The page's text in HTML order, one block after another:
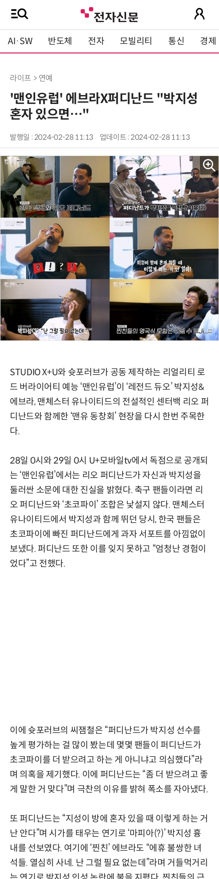
AI·SW 반도체 전자 모빌리티 통신 경제
라이프 > 연예
'맨인유럽' 에브라X퍼디난드 "박지성
혼자 있으면…"
발행일 : 2024-02-28 11:13 업데이트 : 2024-02-28 11:13
STUDIO X+U와 슛포러브가 공동 제작하는 리얼리티 로
드 버라이어티 예능 ‘맨인유럽’이 ‘레전드 듀오’ 박지성&
에브라, 맨체스터 유나이티드의 전설적인 센터백 리오 퍼
디난드와 함께한 ‘맨유 동창회’ 현장을 다시 한번 주목한
다.
28일 0시와 29일 0시 U+모바일tv에서 독점으로 공개되
는 ‘맨인유럽’에서는 리오 퍼디난드가 자신과 박지성을
둘러싼 소문에 대한 진실을 밝혔다. 축구 팬들이라면 리
오 퍼디난드와 ‘초코파이’ 조합은 낯설지 않다. 맨체스터
유나이티드에서 박지성과 함께 뛰던 당시, 한국 팬들은
초코파이에 빠진 퍼디난드에게 과자 서포트를 아낌없이
보냈다. 퍼디난드 또한 이를 잊지 못하고 “엄청난 경험이
었다”고 전했다.
이에 슛포러브의 씨잼철은 “퍼디난드가 박지성 선수를
높게 평가하는 걸 많이 봤는데 몇몇 팬들이 퍼디난드가
초코파이를 더 받으려고 하는 게 아니냐고 의심했다”라
며 의혹을 제기했다. 이에 퍼디난드는 “좀 더 받으려고 좋
게 말한 거 맞다”며 극찬의 이유를 밝혀 폭소를 자아냈다.
또 퍼디난드는 “지성이 방에 혼자 있을 때 이렇게 하는 거
난 안다”며 시가를 태우는 연기로 ‘마피아(?)’ 박지성 흉
내를 선보였다. 여기에 ‘찐친’ 에브라도 “에휴 불쌍한 녀
석들. 열심히 사네. 난 그럴 필요 없는데”라며 거들먹거리